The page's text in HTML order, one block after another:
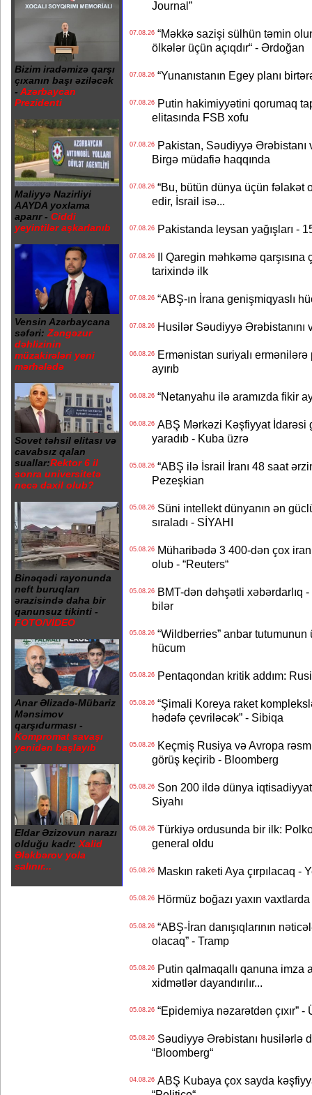
Bizim iradəmizə qarşı
çıxanın başı əziləcək
- Azərbaycan
Prezidenti
Maliyyə Nazirliyi
AAYDA yoxlama
aparır - Ciddi
yeyintilər aşkarlanıb
Vensin Azərbaycana
səfəri: Zəngəzur
dəhlizinin
müzakirələri yeni
mərhələdə
Sovet təhsil elitası və
cavabsız qalan
suallar:Rektor 6 il
sonra universitetə
necə daxil olub?
Binəqədi rayonunda
neft buruqları
ərazisində daha bir
qanunsuz tikinti -
FOTO/VİDEO
Anar Əlizadə-Mübariz
Mənsimov
qarşıdurması -
Kompromat savaşı
yenidən başlayıb
Eldar Əzizovun narazı
olduğu kadr: Xalid
Ələkbərov yola
salınır...
Journal”
07.08.26“Məkkə sazişi sülhün təmin
ölkələr üçün açıqdır“ - Ərdoğan
07.08.26“Yunanıstanın Egey planı
07.08.26Putin hakimiyyətini qorumaq
elitasında FSB xofu
07.08.26Pakistan, Səudiyyə Ərəbistanı
Birgə müdafiə haqqında
07.08.26“Bu, bütün dünya üçün fəlakət
edir, İsrail isə...
07.08.26Pakistanda leysan yağışları -
07.08.26II Qaregin məhkəmə qarşısına
tarixində ilk
07.08.26“ABŞ-ın İrana genişmiqyaslı
07.08.26Husilər Səudiyyə Ərəbistanını
06.08.26Ermənistan suriyalı ermənilərə
ayırıb
06.08.26“Netanyahu ilə aramızda fikir
06.08.26ABŞ Mərkəzi Kəşfiyyat İdarəsi
yaradıb - Kuba üzrə
05.08.26“ABŞ ilə İsrail İranı 48 saat
Pezeşkian
05.08.26Süni intellekt dünyanın ən
sıraladı - SİYAHI
05.08.26Müharibədə 3 400-dən çox
olub - “Reuters“
05.08.26BMT-dən dəhşətli xəbərdarlıq
bilər
05.08.26“Wildberries” anbar tutumunun
hücum
05.08.26Pentaqondan kritik addım:
05.08.26“Şimali Koreya raket
hədəfə çevriləcək” - Sibiqa
05.08.26Keçmiş Rusiya və Avropa
görüş keçirib - Bloomberg
05.08.26Son 200 ildə dünya
Siyahı
05.08.26Türkiyə ordusunda bir ilk:
general oldu
05.08.26Maskın raketi Aya çırpılacaq -
05.08.26Hörmüz boğazı yaxın
05.08.26“ABŞ-İran danışıqlarının
olacaq” - Tramp
05.08.26Putin qalmaqallı qanuna imza
xidmətlər dayandırılır...
05.08.26“Epidemiya nəzarətdən çıxır” -
05.08.26Səudiyyə Ərəbistanı husilərlə
“Bloomberg“
04.08.26ABŞ Kubaya çox sayda